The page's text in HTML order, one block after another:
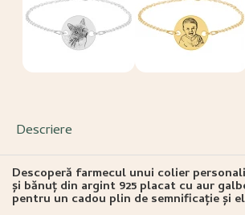
Descriere
Descoperă farmecul unui colier
și bănuț din argint 925 placat cu aur
pentru un cadou plin de semnificație și